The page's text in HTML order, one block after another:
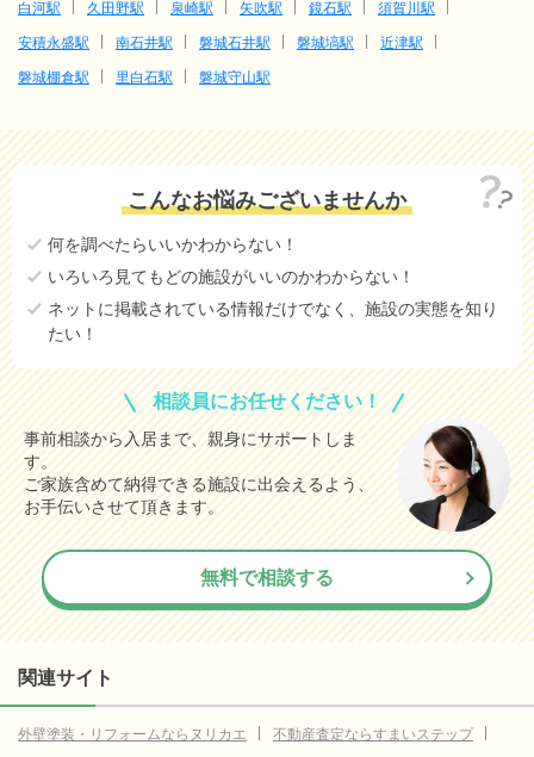
白河駅
久田野駅 泉崎駅 矢吹駅 鏡石駅
須賀川駅
安積永盛駅
南石井駅 磐城石井駅 磐城塙駅
近津駅
磐城棚倉駅
里白石駅 磐城守山駅
こんなお悩みございませんか
何を調べたらいいかわからない！
いろいろ見てもどの施設がいいのかわからない！
ネットに掲載されている情報だけでなく、施設の実態を知り
たい！
相談員にお任せください！
事前相談から入居まで、親身にサポートしま
す。
ご家族含めて納得できる施設に出会えるよう、
お手伝いさせて頂きます。
無料で相談する
関連サイト
外壁塗装・リフォームならヌリカエ
不動産査定ならすまいステップ